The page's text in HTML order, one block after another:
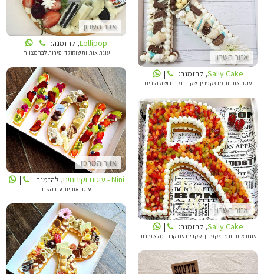
אזור השרון
Lollipop, להזמנה: |
עוגת אותיות שוקולד ופירות לבר מצווה אזור השרון
SALLY CAKE
Sally Cake, להזמנה: |
עוגת אותיות מבצק פריך שקדים קרם ושוקולדים
אזור המרכז
NINI - עוגות וקינוחים
Nini - עוגות וקינוחים , להזמנה: |
עוגת אותיות עם השם
אזור השרון
SALLY CAKE
Sally Cake, להזמנה: |
עוגת אותיות מבצק פריך שקדים עם קרם ומלא פירות
NINI - עוגות וקינוחים